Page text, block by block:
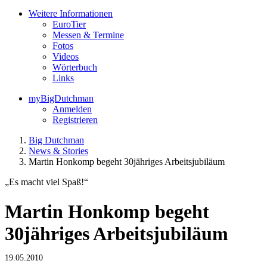
Weitere Informationen
EuroTier
Messen & Termine
Fotos
Videos
Wörterbuch
Links
myBigDutchman
Anmelden
Registrieren
Big Dutchman
News & Stories
Martin Honkomp begeht 30jähriges Arbeitsjubiläum
„Es macht viel Spaß!“
Martin Honkomp begeht
30jähriges Arbeitsjubiläum
19.05.2010